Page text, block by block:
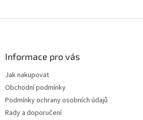
Informace pro vás
Jak nakupovat
Obchodní podmínky
Podmínky ochrany osobních údajů
Rady a doporučení